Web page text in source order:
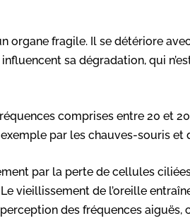
organe fragile. Il se détériore
sa dégradation, qui
comprises entre 20 et
par les chauves-souris et
par la perte de cellules
vieillissement de l’oreille
des fréquences aiguës,